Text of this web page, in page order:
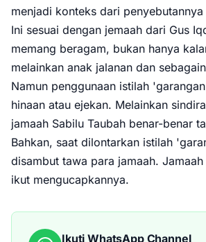
menjadi konteks dari
Ini sesuai dengan jemaah dari Gus
memang beragam, bukan hanya
melainkan anak jalanan dan
Namun penggunaan istilah
hinaan atau ejekan. Melainkan
jamaah Sabilu Taubah benar-benar
Bahkan, saat dilontarkan istilah
disambut tawa para jamaah.
ikut mengucapkannya.
Ikuti WhatsApp Channel